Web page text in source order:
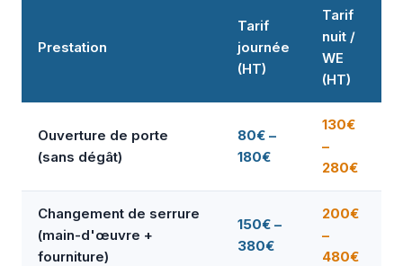
Prestation
Tarif
journée
(HT)
Tarif
nuit /
WE
(HT)
Ouverture de porte
(sans dégât)
80€ –
180€
130€
–
280€
Changement de serrure
(main-d'œuvre +
fourniture)
150€ –
380€
200€
–
480€